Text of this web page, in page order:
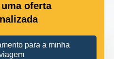
oferta
para a minha